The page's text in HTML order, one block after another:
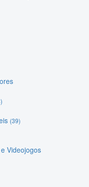
(39)
Videojogos